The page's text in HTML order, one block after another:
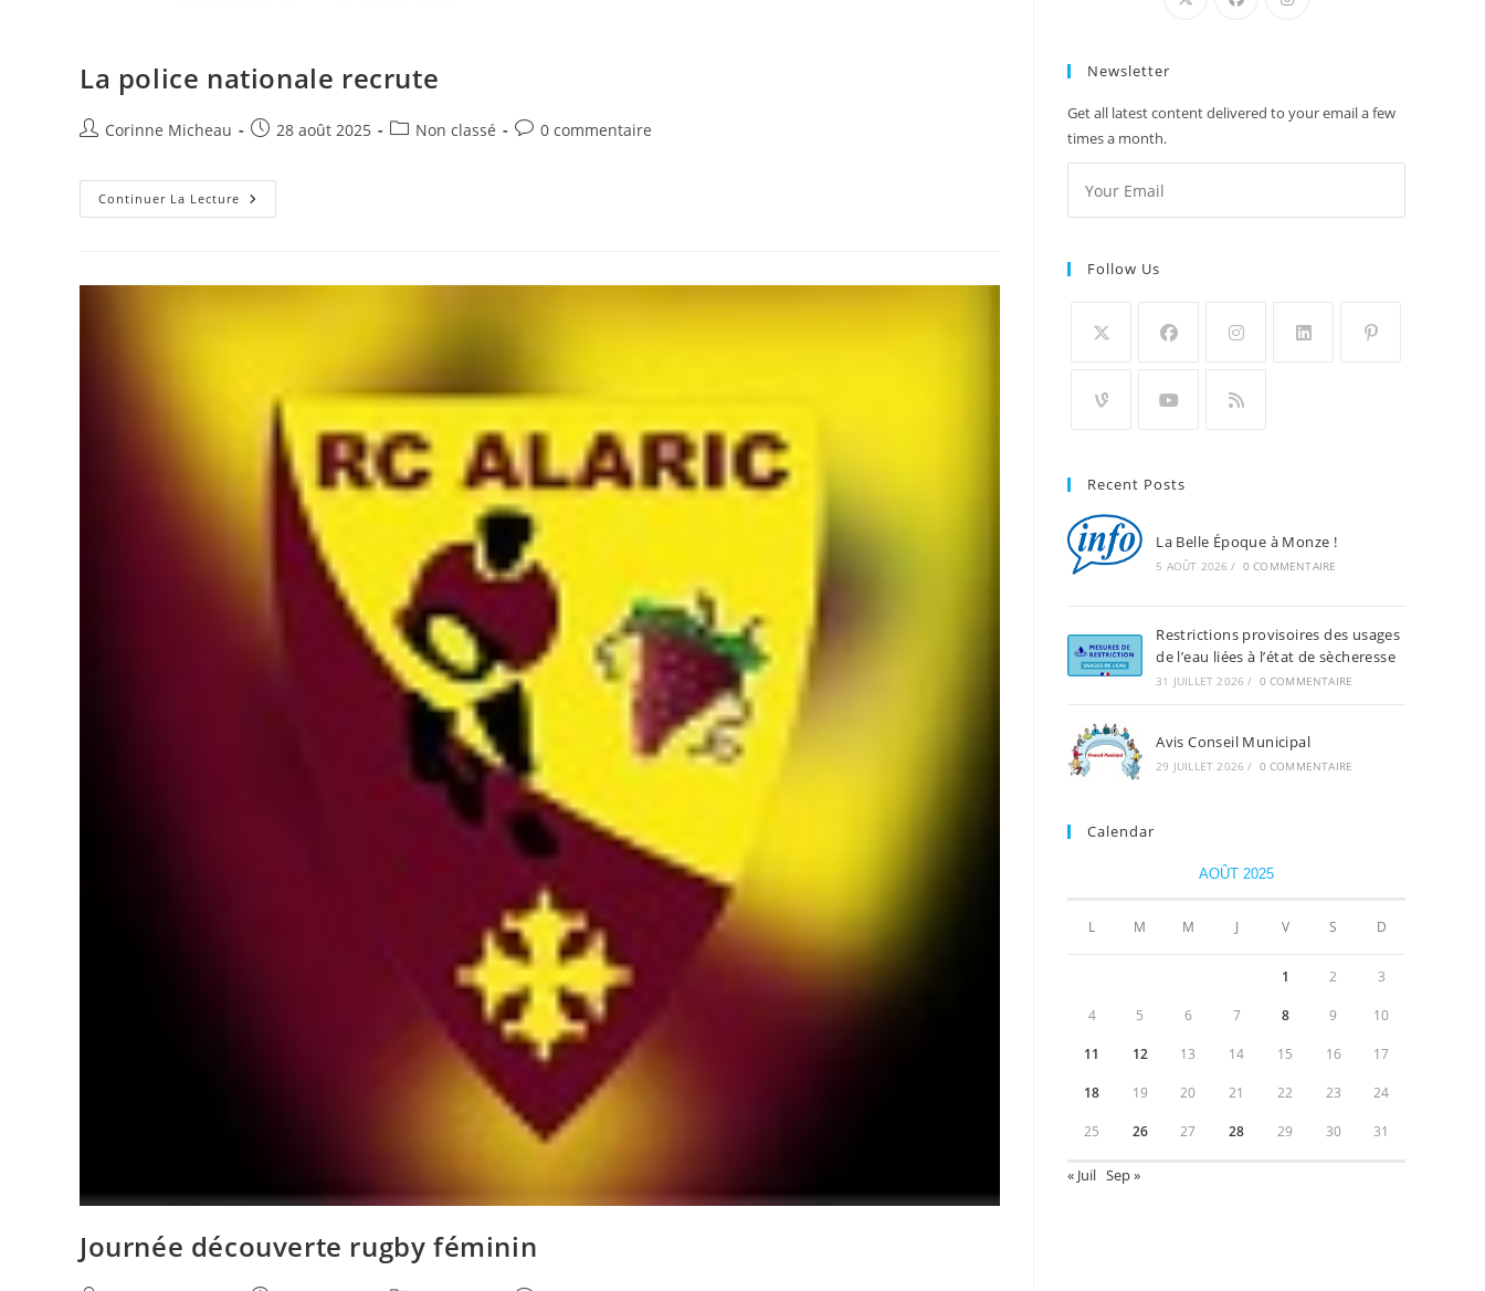
La police nationale recrute
Auteur/autrice
la
publication :
Corinne Micheau
Publication
28 août 2025
PostNon classé
Commentaires
0 commentaire
Continuer La Lecture La
Police
Journée découverte rugby féminin
Newsletter
Get all latest content delivered to your email a few
times a month.
Follow Us
Recent Posts
La Belle Époque à Monze !
5 AOÛT 2026 / 0 COMMENTAIRE
Restrictions provisoires des usages
de l’eau liées à l’état de sècheresse
31 JUILLET 2026 / 0 COMMENTAIRE
Avis Conseil Municipal
29 JUILLET 2026 / 0 COMMENTAIRE
Calendar
AOÛT 2025
L M M J V S D
1 2 3
4 5 6 7 8 9 10
11 12 13 14 15 16 17
18 19 20 21 22 23 24
25 26 27 28 29 30 31
« Juil Sep »